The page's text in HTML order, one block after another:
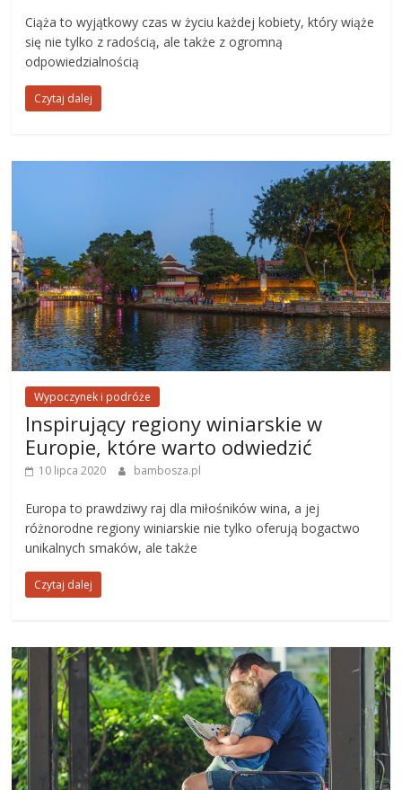
Ciąża to wyjątkowy czas w życiu każdej kobiety, który wiąże
się nie tylko z radością, ale także z ogromną
odpowiedzialnością
Czytaj dalej
Wypoczynek i podróże
Inspirujący regiony winiarskie w
Europie, które warto odwiedzić
10 lipca 2020 bambosza.pl
Europa to prawdziwy raj dla miłośników wina, a jej
różnorodne regiony winiarskie nie tylko oferują bogactwo
unikalnych smaków, ale także
Czytaj dalej